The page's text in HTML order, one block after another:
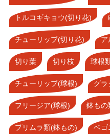
トルコギキョウ(切り花)
チューリップ(切り花) ア
切り葉 切り枝 球根
チューリップ(球根) グラ
フリージア(球根) 鉢もの
プリムラ類(鉢もの) ベゴ